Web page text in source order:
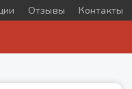
Отзывы Контакты